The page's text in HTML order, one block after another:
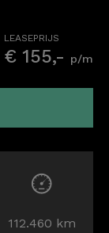
LEASEPRIJS
€ 155,- p/m
112.460 km